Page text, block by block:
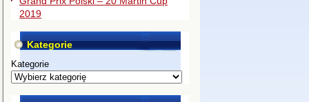
2019
Kategorie
Kategorie